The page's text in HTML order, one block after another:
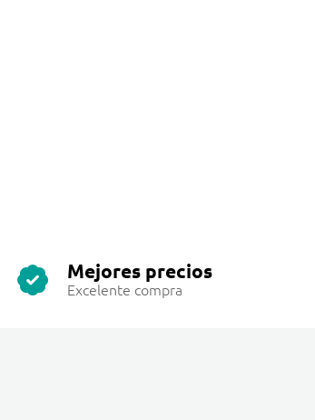
Mejores precios
Excelente compra